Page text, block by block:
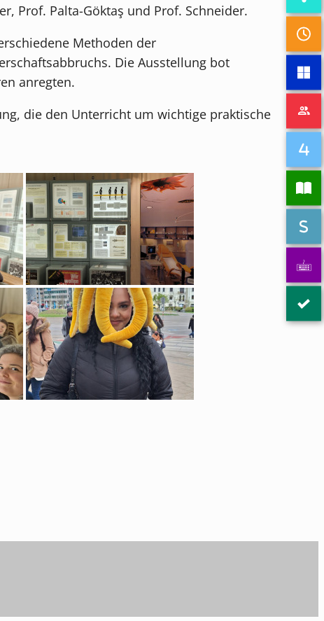
Prof. Palta-Göktaş und Prof. Schneider.
Methoden der
Die Ausstellung bot
anregten.
die den Unterricht um wichtige praktische